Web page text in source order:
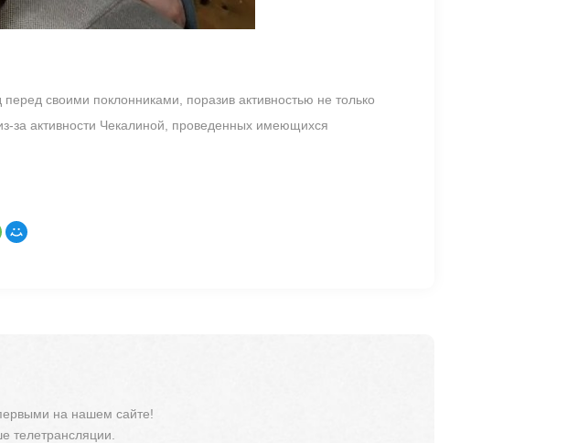
своими поклонниками, поразив активностью не только
за активности Чекалиной, проведенных имеющихся
на нашем сайте!
телетрансляции.